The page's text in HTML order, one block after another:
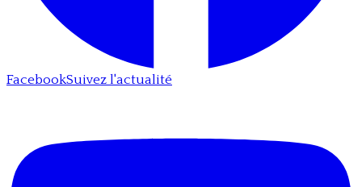
FacebookSuivez l'actualité